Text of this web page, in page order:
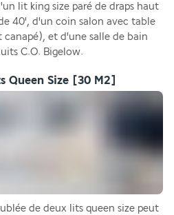
lit king size paré de draps haut
40', d'un coin salon avec table
et d'une salle de bain
C.O. Bigelow.
Queen Size [30 M2]
de deux lits queen size peut